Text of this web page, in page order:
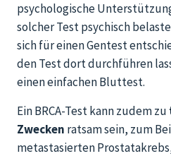
psychologische
solcher Test psychisch
sich für einen Gentest
den Test dort durchführen
einen einfachen Bluttest.
Ein BRCA-Test kann zudem zu
Zwecken ratsam sein, zum
metastasierten